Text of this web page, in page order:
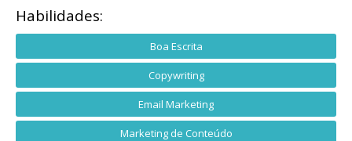
Habilidades:
Boa Escrita
Copywriting
Email Marketing
Marketing de Conteúdo